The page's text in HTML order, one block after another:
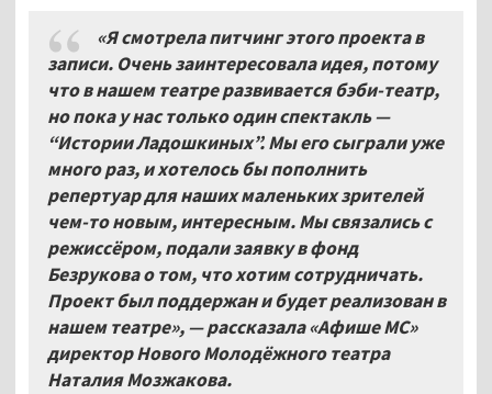
«Я смотрела питчинг этого проекта в
записи. Очень заинтересовала идея, потому
что в нашем театре развивается бэби-театр,
но пока у нас только один спектакль —
“Истории Ладошкиных”. Мы его сыграли уже
много раз, и хотелось бы пополнить
репертуар для наших маленьких зрителей
чем-то новым, интересным. Мы связались с
режиссёром, подали заявку в фонд
Безрукова о том, что хотим сотрудничать.
Проект был поддержан и будет реализован в
нашем театре», — рассказала «Афише МС»
директор Нового Молодёжного театра
Наталия Мозжакова.